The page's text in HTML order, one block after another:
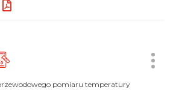
pomiaru temperatury